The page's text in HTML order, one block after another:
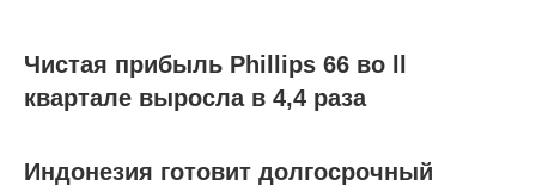
Чистая прибыль Phillips 66 во ll
квартале выросла в 4,4 раза
Индонезия готовит долгосрочный